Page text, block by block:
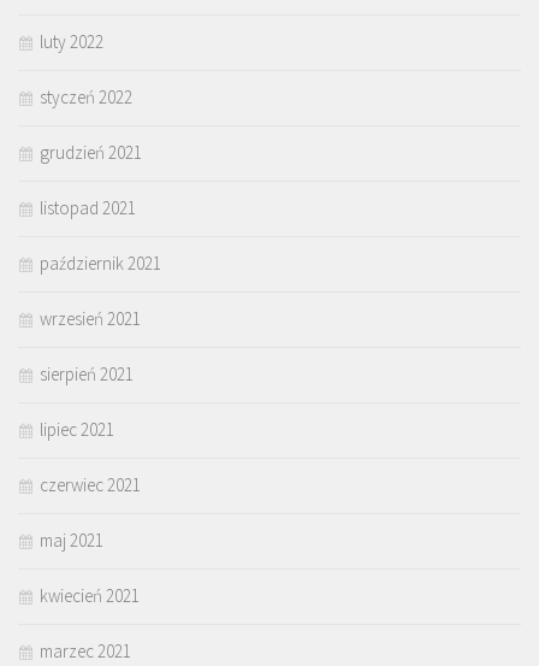
luty 2022
styczeń 2022
grudzień 2021
listopad 2021
październik 2021
wrzesień 2021
sierpień 2021
lipiec 2021
czerwiec 2021
maj 2021
kwiecień 2021
marzec 2021